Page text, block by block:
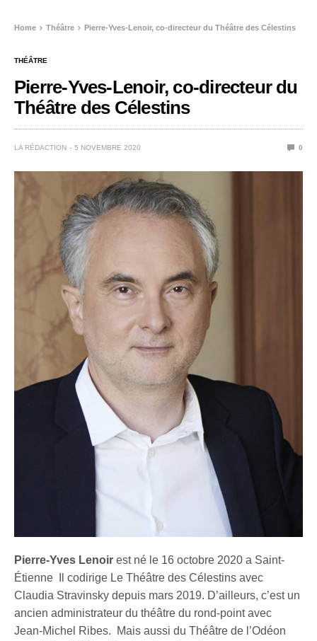
Home Théâtre Pierre-Yves-Lenoir, co-directeur du Théâtre des Célestins
THÉÂTRE
Pierre-Yves-Lenoir, co-directeur du
Théâtre des Célestins
LA RÉDACTION 5 NOVEMBRE 2020 0
Pierre-Yves Lenoirest né le 16 octobre 2020 a Saint-
Étienne Il codirige Le Théâtre des Célestins avec
Claudia Stravinsky depuis mars 2019. D’ailleurs, c’est un
ancien administrateur du théâtre du rond-point avec
Jean-Michel Ribes. Mais aussi du Théâtre de l’Odéon